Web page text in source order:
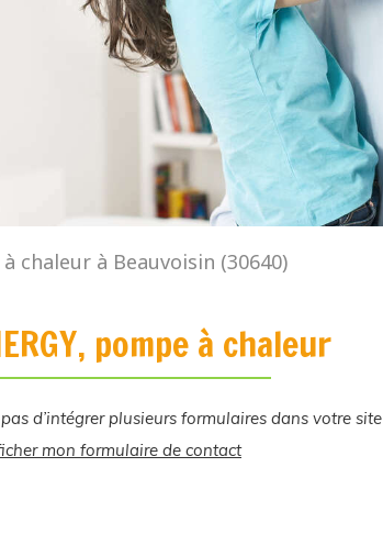
chaleur à Beauvoisin (30640)
pompe à chaleur
d’intégrer plusieurs formulaires dans votre site
mon formulaire de contact